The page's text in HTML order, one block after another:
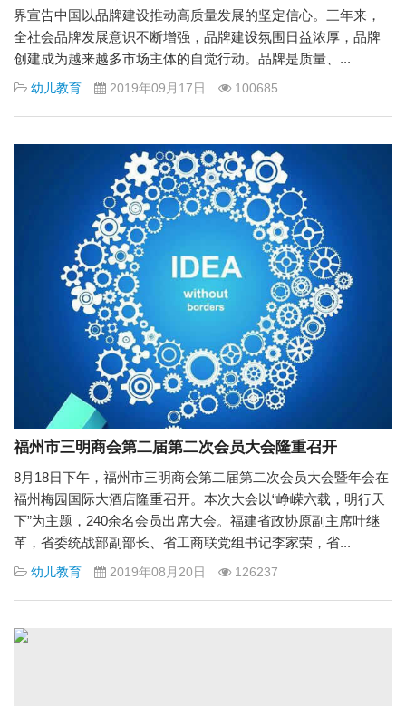
界宣告中国以品牌建设推动高质量发展的坚定信心。三年来，
全社会品牌发展意识不断增强，品牌建设氛围日益浓厚，品牌
创建成为越来越多市场主体的自觉行动。品牌是质量、...
幼儿教育 2019年09月17日 100685
福州市三明商会第二届第二次会员大会隆重召开
8月18日下午，福州市三明商会第二届第二次会员大会暨年会在
福州梅园国际大酒店隆重召开。本次大会以“峥嵘六载，明行天
下”为主题，240余名会员出席大会。福建省政协原副主席叶继
革，省委统战部副部长、省工商联党组书记李家荣，省...
幼儿教育 2019年08月20日 126237